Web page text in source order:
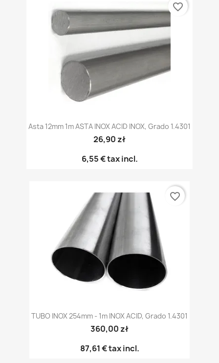
Asta 12mm 1m ASTA INOX ACID INOX, Grado 1.4301
26,90 zł
6,55 €tax incl.
favorite_border
TUBO INOX 254mm - 1m INOX ACID, Grado 1.4301
360,00 zł
87,61 €tax incl.
favorite_border